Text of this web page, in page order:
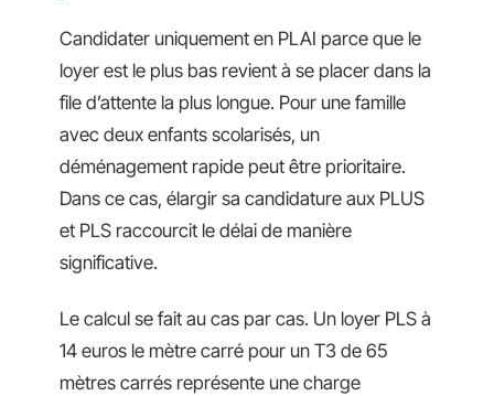
Candidater uniquement en PLAI parce que le
loyer est le plus bas revient à se placer dans la
file d’attente la plus longue. Pour une famille
avec deux enfants scolarisés, un
déménagement rapide peut être prioritaire.
Dans ce cas, élargir sa candidature aux PLUS
et PLS raccourcit le délai de manière
significative.
Le calcul se fait au cas par cas. Un loyer PLS à
14 euros le mètre carré pour un T3 de 65
mètres carrés représente une charge